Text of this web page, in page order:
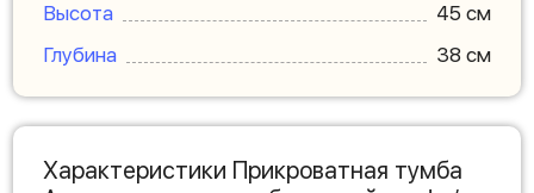
Высота
45 см
Глубина
38 см
Характеристики Прикроватная тумба